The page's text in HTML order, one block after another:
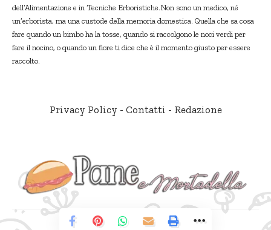
dell’Alimentazione e in Tecniche Erboristiche.Non sono un medico, né
un’erborista, ma una custode della memoria domestica. Quella che sa cosa
fare quando un bimbo ha la tosse, quando si raccolgono le noci verdi per
fare il nocino, o quando un fiore ti dice che è il momento giusto per essere
raccolto.
Privacy Policy - Contatti - Redazione
© Pane e Mortadella. Tutti i diritti riservati.